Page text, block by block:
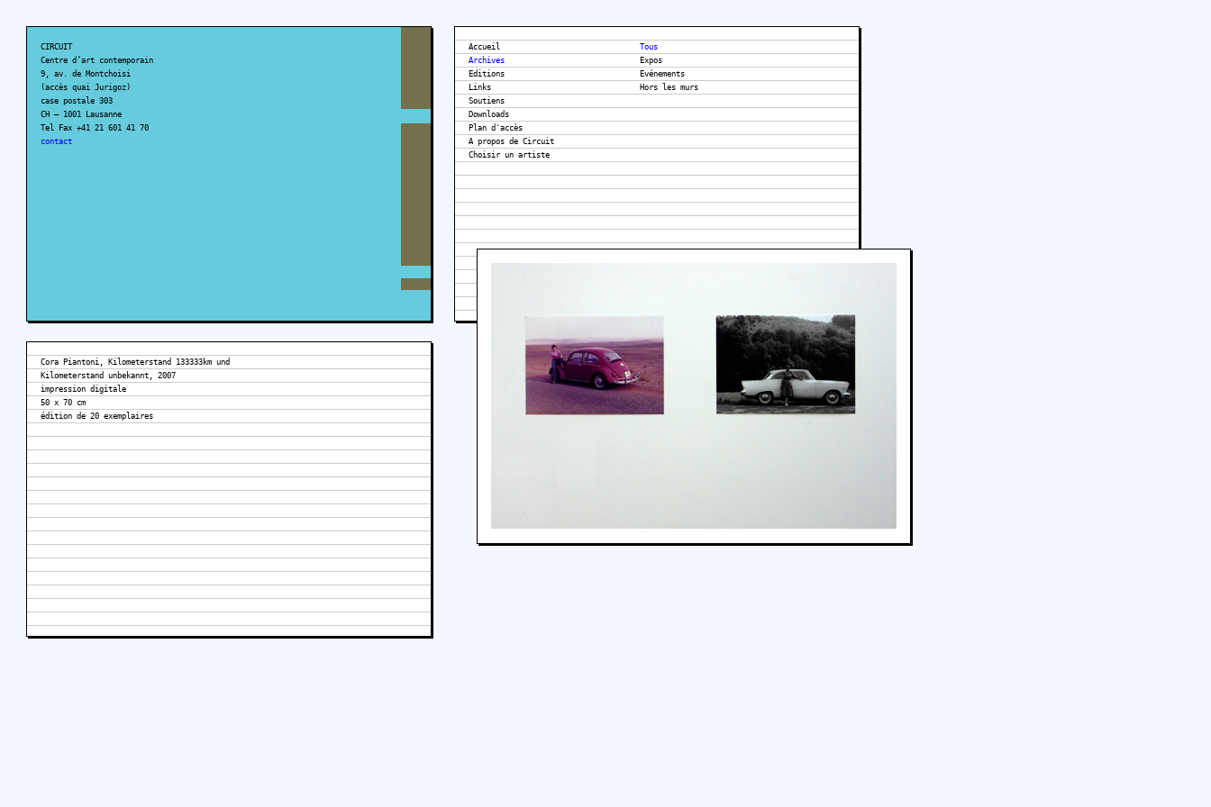
CIRCUIT
Centre d’art contemporain
9, av. de Montchoisi
(accès quai Jurigoz)
case postale 303
CH – 1001 Lausanne
Tel Fax +41 21 601 41 70
contact
Accueil
Archives
Editions
Links
Soutiens
Downloads
Plan d'accès
A propos de Circuit
Tous
Expos
Evénements
Hors les murs
Cora Piantoni, Kilometerstand 133333km und
Kilometerstand unbekannt, 2007
impression digitale
50 x 70 cm
édition de 20 exemplaires